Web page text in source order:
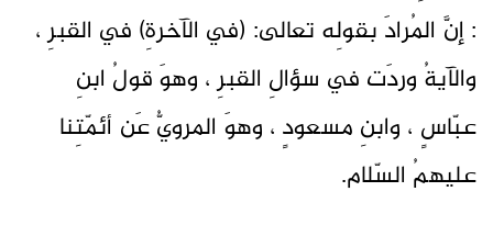
: إنَّ المُرادَ بقولِه تعالى: (في الآخرةِ) في القبرِ ،
والآيةُ وردَت في سؤالِ القبرِ ، وهوَ قولُ ابنِ
عبّاسٍ ، وابنِ مسعودٍ ، وهوَ المرويُّ عَن أئمّتِنا
عليهمُ السّلام.